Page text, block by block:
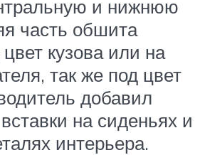
и нижнюю
часть обшита
кузова или на
так же под цвет
добавил
на сиденьях и
интерьера.